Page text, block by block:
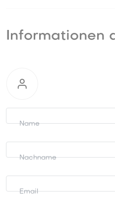
Informationen
Informationen
anfordern
Name
Nachname
Email